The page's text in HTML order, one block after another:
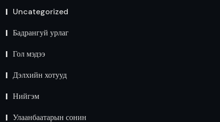
Uncategorized
Бадрангуй урлаг
Гол мэдээ
Дэлхийн хотууд
Нийгэм
Улаанбаатарын сонин